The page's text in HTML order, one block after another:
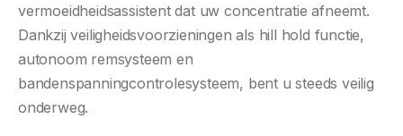
vermoeidheidsassistent dat uw concentratie afneemt.
Dankzij veiligheidsvoorzieningen als hill hold functie,
autonoom remsysteem en
bandenspanningcontrolesysteem, bent u steeds veilig
onderweg.